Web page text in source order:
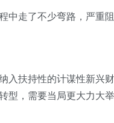
中走了不少弯路，严重阻
入扶持性的计谋性新兴财
型，需要当局更大力大举